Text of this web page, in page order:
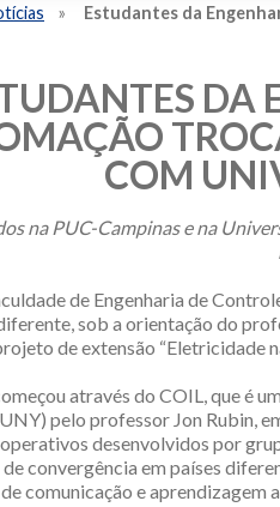
Estudantes da
DA
COM
na PUC-Campinas e na
de Engenharia de
sob a orientação do
de extensão “Eletricidade
através do COIL, que é
pelo professor Jon Rubin,
desenvolvidos por
convergência em países
comunicação e aprendizagem